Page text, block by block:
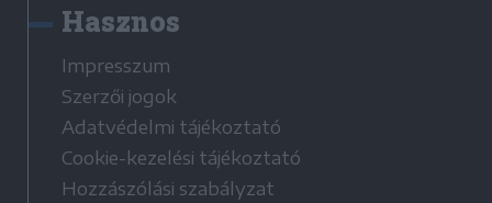
Hasznos
Impresszum
Szerzői jogok
Adatvédelmi tájékoztató
Cookie-kezelési tájékoztató
Hozzászólási szabályzat